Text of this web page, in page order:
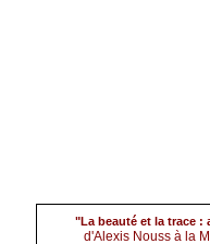
(2) Alexis nouss par
"La beauté et la trace :
d'Alexis Nouss à la